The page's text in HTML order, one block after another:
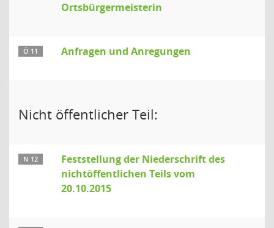
Ortsbürgermeisterin
Ö 11 Anfragen und Anregungen
Nicht öffentlicher Teil:
N 12
Feststellung der Niederschrift des
nichtöffentlichen Teils vom
20.10.2015